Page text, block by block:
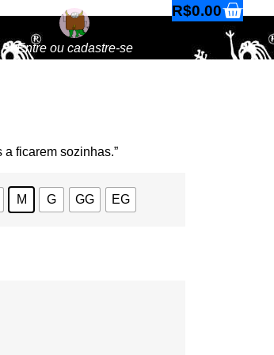
Entre ou cadastre-se
R$0.00
a ficarem sozinhas.”
M G GG EG